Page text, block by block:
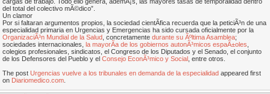
del total del colectivo mÃ©dico”.
Un clamor
Por si faltaran argumentos propios, la sociedad cientÃ­fica recuerda que la peticiÃ³n de una
especialidad primaria en Urgencias y Emergencias ha sido cursada oficialmente por la
OrganizaciÃ³n Mundial de la Salud , concretamente durante su Ãºltima Asamblea;
sociedades internacionales, la mayorÃ­a de los gobiernos autonÃ³micos espaÃ±oles
colegios profesionales, sindicatos, el Congreso de los Diputados y el Senado, el conjunto
de los Defensores del Pueblo y el Consejo EconÃ³mico y Social , entre otros.
The post Urgencias vuelve a los tribunales en demanda de la especialidad appeared first
on Diariomedico.com